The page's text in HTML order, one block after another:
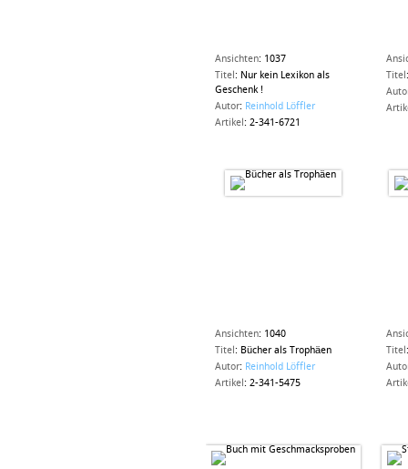
Ansichten: 1037
Titel : Nur kein Lexikon als
Geschenk !
Autor: Reinhold Löffler
Artikel : 2-341-6721
Titel
Ansichten: 1040
Titel : Bücher als Trophäen
Autor: Reinhold Löffler
Artikel : 2-341-5475
Titel